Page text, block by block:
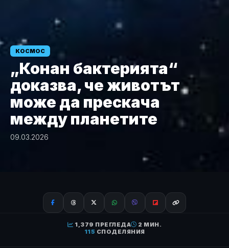
КОСМОС
„Конан бактерията“
доказва, че животът
може да прескача
между планетите
09.03.2026
1,379 ПРЕГЛЕДА
2 МИН.
115 СПОДЕЛЯНИЯ